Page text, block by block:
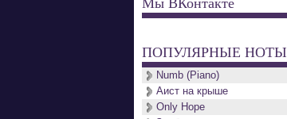
ПОПУЛЯРНЫЕ НОТЫ
Numb (Piano)
Аист на крыше
Only Hope